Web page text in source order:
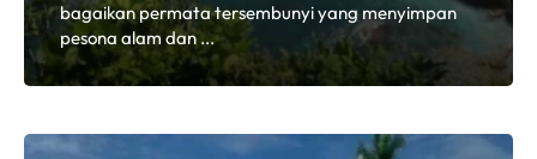
bagaikan permata tersembunyi yang menyimpan
pesona alam dan ...